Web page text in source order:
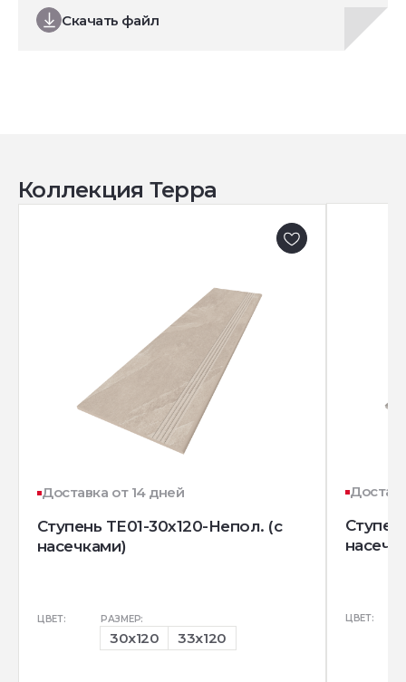
Скачать файл
Коллекция Терра
Доставка от 14 дней
Ступень TE01-30x120-Непол. (с
насечками)
ЦВЕТ: РАЗМЕР:
30x120 33x120
ЦВЕТ: